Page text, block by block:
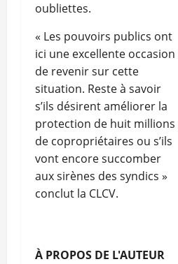
oubliettes.
« Les pouvoirs publics ont
ici une excellente occasion
de revenir sur cette
situation. Reste à savoir
s’ils désirent améliorer la
protection de huit millions
de copropriétaires ou s’ils
vont encore succomber
aux sirènes des syndics »
conclut la CLCV.
À PROPOS DE L'AUTEUR